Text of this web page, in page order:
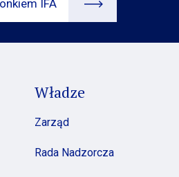
IFA
Władze
Zarząd
Rada Nadzorcza